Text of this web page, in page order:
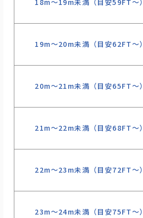
18m～19m未満（目安59FT〜）
19m～20m未満（目安62FT〜）
20m～21m未満（目安65FT〜）
21m～22m未満（目安68FT〜）
22m～23m未満（目安72FT〜）
23m～24m未満（目安75FT〜）